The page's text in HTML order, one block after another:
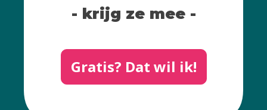
- krijg ze mee -
Gratis? Dat wil ik!